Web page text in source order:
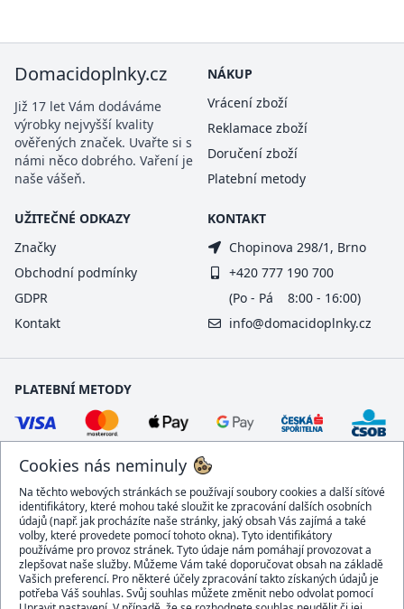
Cookies nás neminuly
Na těchto webových stránkách se používají soubory cookies a další síťové
identifikátory, které mohou také sloužit ke zpracování dalších osobních
údajů (např. jak procházíte naše stránky, jaký obsah Vás zajímá a také
volby, které provedete pomocí tohoto okna). Tyto identifikátory
používáme pro provoz stránek. Tyto údaje nám pomáhají provozovat a
zlepšovat naše služby. Můžeme Vám také doporučovat obsah na základě
Vašich preferencí. Pro některé účely zpracování takto získaných údajů je
potřeba Váš souhlas. Svůj souhlas můžete změnit nebo odvolat pomocí
Domacidoplnky.cz
Již 17 let Vám dodáváme
výrobky nejvyšší kvality
ověřených značek. Uvařte si s
námi něco dobrého. Vaření je
naše vášeň.
NÁKUP
Vrácení zboží
Reklamace zboží
Doručení zboží
Platební metody
UŽITEČNÉ ODKAZY
Značky
Obchodní podmínky
GDPR
Kontakt
KONTAKT
Chopinova 298/1, Brno
+420 777 190 700
(Po - Pá 8:00 - 16:00)
info@domacidoplnky.cz
PLATEBNÍ METODY
DOPRAVCI